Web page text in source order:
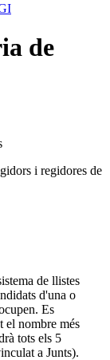
de
i regidores de
de llistes
d'una o
Es
el nombre més
tots els 5
a Junts).